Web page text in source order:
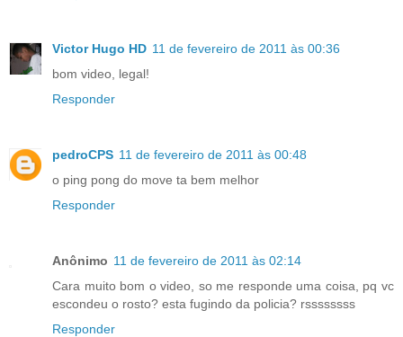
Victor Hugo HD 11 de fevereiro de 2011 às 00:36
bom video, legal!
Responder
pedroCPS 11 de fevereiro de 2011 às 00:48
o ping pong do move ta bem melhor
Responder
Anônimo 11 de fevereiro de 2011 às 02:14
Cara muito bom o video, so me responde uma coisa, pq vc
escondeu o rosto? esta fugindo da policia? rssssssss
Responder